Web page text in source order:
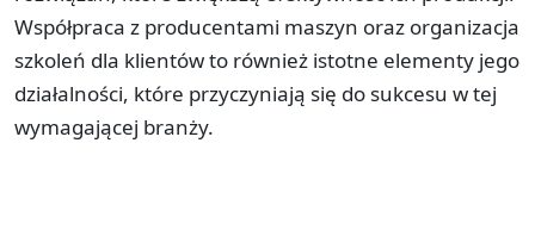
Współpraca z producentami maszyn oraz organizacja
szkoleń dla klientów to również istotne elementy jego
działalności, które przyczyniają się do sukcesu w tej
wymagającej branży.